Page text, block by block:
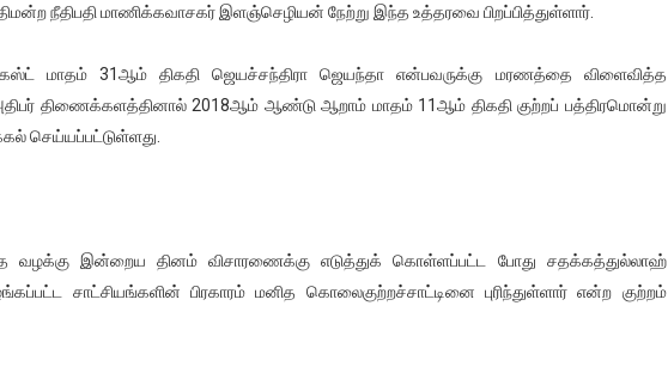
நீதிபதி மாணிக்கவாசகர் இளஞ்செழியன் நேற்று இந்த உத்தரவை பிறப்பித்துள்ளார்.
மாதம் 31ஆம் திகதி ஜெயச்சந்திரா ஜெயந்தா என்பவருக்கு மரணத்தை விளைவித்த
அதிபர் திணைக்களத்தினால் 2018ஆம் ஆண்டு ஆறாம் மாதம் 11ஆம் திகதி குற்றப் பத்திரமொன்று
செய்யப்பட்டுள்ளது.
வழக்கு இன்றைய தினம் விசாரணைக்கு எடுத்துக் கொள்ளப்பட்ட போது சதக்கத்துல்லாஹ்
சாட்சியங்களின் பிரகாரம் மனித கொலைகுற்றச்சாட்டினை புரிந்துள்ளார் என்ற குற்றம்